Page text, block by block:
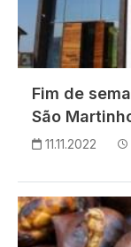
Fim de
São
11.11.2022
Imagem